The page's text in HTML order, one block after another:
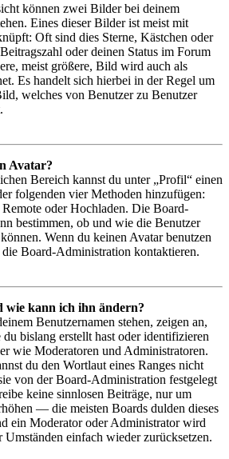
können zwei Bilder bei deinem
Eines dieser Bilder ist meist mit
Oft sind dies Sterne, Kästchen oder
oder deinen Status im Forum
meist größere, Bild wird auch als
Es handelt sich hierbei in der Regel um
welches von Benutzer zu Benutzer
Avatar?
Bereich kannst du unter „Profil“ einen
folgenden vier Methoden hinzufügen:
oder Hochladen. Die Board-
bestimmen, ob und wie die Benutzer
Wenn du keinen Avatar benutzen
die Board-Administration kontaktieren.
wie kann ich ihn ändern?
Benutzernamen stehen, zeigen an,
bislang erstellt hast oder identifizieren
wie Moderatoren und Administratoren.
du den Wortlaut eines Ranges nicht
von der Board-Administration festgelegt
keine sinnlosen Beiträge, nur um
— die meisten Boards dulden dieses
ein Moderator oder Administrator wird
Umständen einfach wieder zurücksetzen.